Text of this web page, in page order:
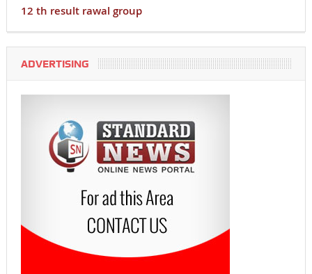
12 th result rawal group
ADVERTISING